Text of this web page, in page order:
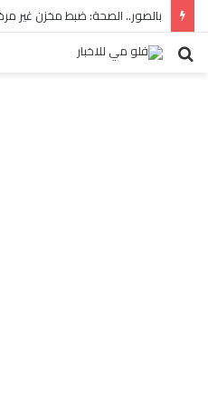
بالصور.. الصحة: ضبط مخزن غير
بحث